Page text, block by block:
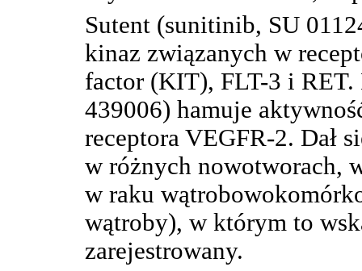
Sutent (sunitinib, SU
kinaz związanych w
factor (KIT), FLT-3 i
439006) hamuje
receptora VEGFR-2. Dał
w różnych nowotworach,
w raku
wątroby), w którym to
zarejestrowany.